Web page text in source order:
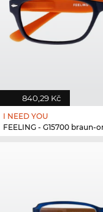
840,29 Kč
I NEED YOU
FEELING - G15700 braun-